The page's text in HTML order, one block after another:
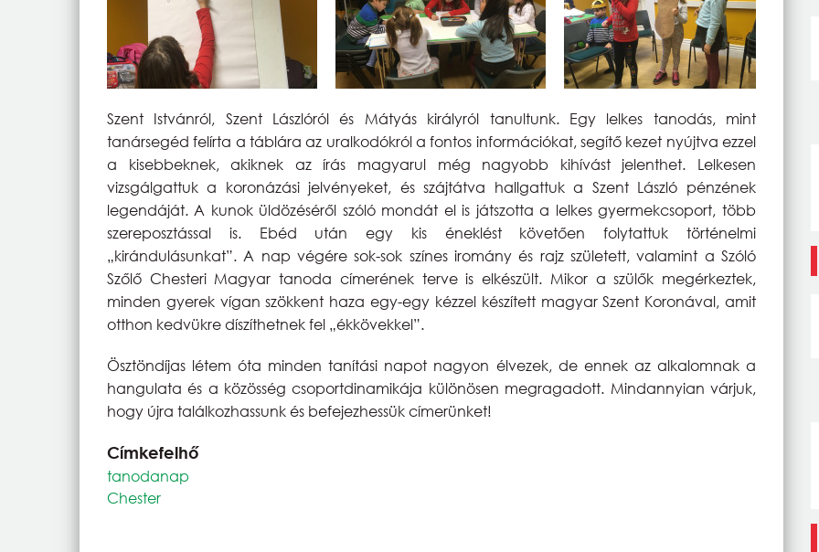
Szent Istvánról, Szent Lászlóról és Mátyás királyról tanultunk. Egy lelkes tanodás, mint
tanársegéd felírta a táblára az uralkodókról a fontos információkat, segítő kezet nyújtva ezzel
a kisebbeknek, akiknek az írás magyarul még nagyobb kihívást jelenthet. Lelkesen
vizsgálgattuk a koronázási jelvényeket, és szájtátva hallgattuk a Szent László pénzének
legendáját. A kunok üldözéséről szóló mondát el is játszotta a lelkes gyermekcsoport, több
szereposztással is. Ebéd után egy kis éneklést követően folytattuk történelmi
„kirándulásunkat”. A nap végére sok-sok színes iromány és rajz született, valamint a Szóló
Szőlő Chesteri Magyar tanoda címerének terve is elkészült. Mikor a szülők megérkeztek,
minden gyerek vígan szökkent haza egy-egy kézzel készített magyar Szent Koronával, amit
otthon kedvükre díszíthetnek fel „ékkövekkel”.
Ösztöndíjas létem óta minden tanítási napot nagyon élvezek, de ennek az alkalomnak a
hangulata és a közösség csoportdinamikája különösen megragadott. Mindannyian várjuk,
hogy újra találkozhassunk és befejezhessük címerünket!
Címkefelhő
tanodanap
Chester